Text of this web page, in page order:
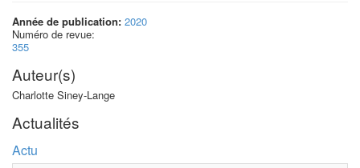
Année de publication: 2020
Numéro de revue:
355
Auteur(s)
Charlotte Siney-Lange
Actualités
Actu